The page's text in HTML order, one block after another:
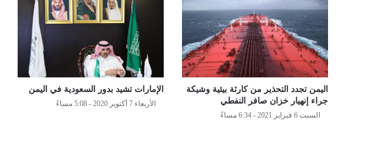
اليمن تجدد التحذير من كارثة بيئية وشيكة
جراء إنهيار خزان صافر النفطي
السبت 6 فبراير 2021 - 6:34 مساءً
الإمارات تشيد بدور السعودية في اليمن
الأربعاء 7 أكتوبر 2020 - 5:08 مساءً